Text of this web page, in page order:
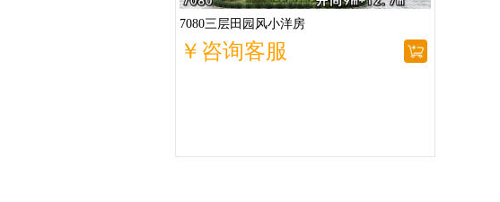
7080三层田园风小洋房
￥咨询客服